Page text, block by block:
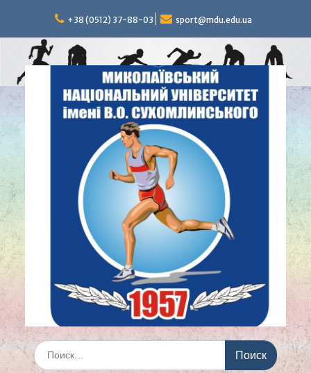
содержимому
+38 (0512) 37-88-03 sport@mdu.edu.ua
Искать: